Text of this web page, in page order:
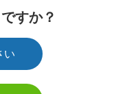
すか？
い